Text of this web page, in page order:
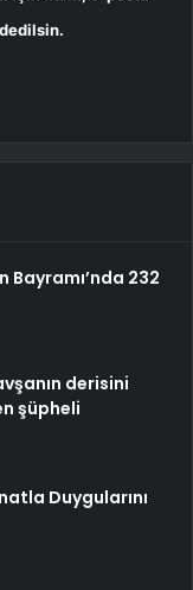
Bayramı’nda 232
derisini
şüpheli
Duygularını